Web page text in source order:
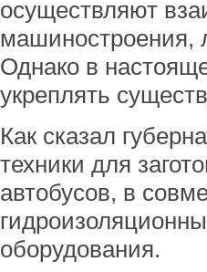
осуществляют
машиностроения,
Однако в
укреплять
Как сказал
техники для
автобусов, в
оборудования.